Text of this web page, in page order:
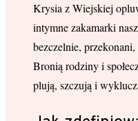
Krysia z Wiejskiej
intymne zakamarki
bezczelnie,
Bronią rodziny i
plują, szczują i